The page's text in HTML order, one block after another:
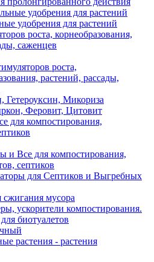
удобрения для растений
удобрения для растений
роста, корнеобразования,
саженцев
роста,
растений, рассады,
Гетероуксин, Микориза
Феровит, Цитовит
для компостирования,
и Все для компостирования,
септиков
для Септиков и Выгребных
сжигания мусора
ускорители компостирования.
биотуалетов
растения - растения